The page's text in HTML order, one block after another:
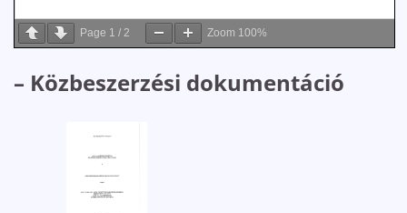
Page 1 / 2 Zoom 100%
– Közbeszerzési dokumentáció